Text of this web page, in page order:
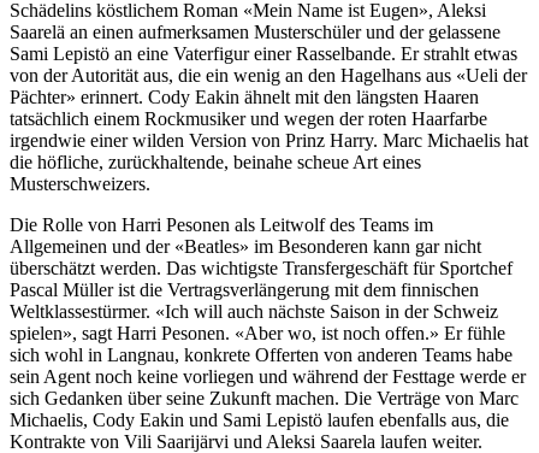
Schädelins köstlichem Roman «Mein Name ist Eugen», Aleksi
Saarelä an einen aufmerksamen Musterschüler und der gelassene
Sami Lepistö an eine Vaterfigur einer Rasselbande. Er strahlt etwas
von der Autorität aus, die ein wenig an den Hagelhans aus «Ueli der
Pächter» erinnert. Cody Eakin ähnelt mit den längsten Haaren
tatsächlich einem Rockmusiker und wegen der roten Haarfarbe
irgendwie einer wilden Version von Prinz Harry. Marc Michaelis hat
die höfliche, zurückhaltende, beinahe scheue Art eines
Musterschweizers.
Die Rolle von Harri Pesonen als Leitwolf des Teams im
Allgemeinen und der «Beatles» im Besonderen kann gar nicht
überschätzt werden. Das wichtigste Transfergeschäft für Sportchef
Pascal Müller ist die Vertragsverlängerung mit dem finnischen
Weltklassestürmer. «Ich will auch nächste Saison in der Schweiz
spielen», sagt Harri Pesonen. «Aber wo, ist noch offen.» Er fühle
sich wohl in Langnau, konkrete Offerten von anderen Teams habe
sein Agent noch keine vorliegen und während der Festtage werde er
sich Gedanken über seine Zukunft machen. Die Verträge von Marc
Michaelis, Cody Eakin und Sami Lepistö laufen ebenfalls aus, die
Kontrakte von Vili Saarijärvi und Aleksi Saarela laufen weiter.